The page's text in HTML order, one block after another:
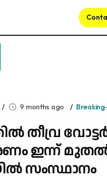
9 months ago
തീവ്ര വോട്ടര്‍
ഇന്ന്
സംസ്ഥാനം